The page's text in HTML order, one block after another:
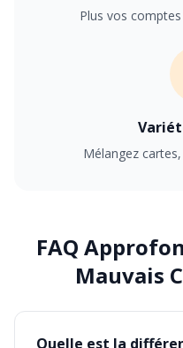
Plus vos
Mélangez
FAQ
Mauvais
Quelle est la